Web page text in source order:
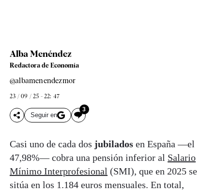
Alba Menéndez
Redactora de Economía
@albamenendezmor
23 / 09 / 25 - 22: 47
Seguir en
3
Casi uno de cada dos jubilados en España —el
47,98%— cobra una pensión inferior al Salario
Mínimo Interprofesional (SMI), que en 2025 se
sitúa en los 1.184 euros mensuales. En total,